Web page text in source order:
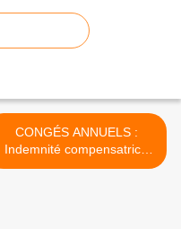
CONGÉS ANNUELS :
Indemnité compensatrice
pour congés annuels non